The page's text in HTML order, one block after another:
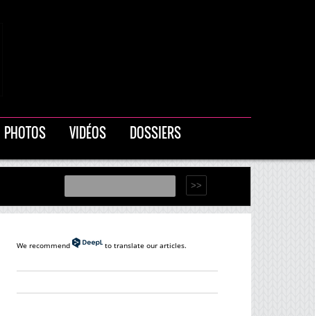
PHOTOS VIDÉOS DOSSIERS
We recommend to translate our articles.